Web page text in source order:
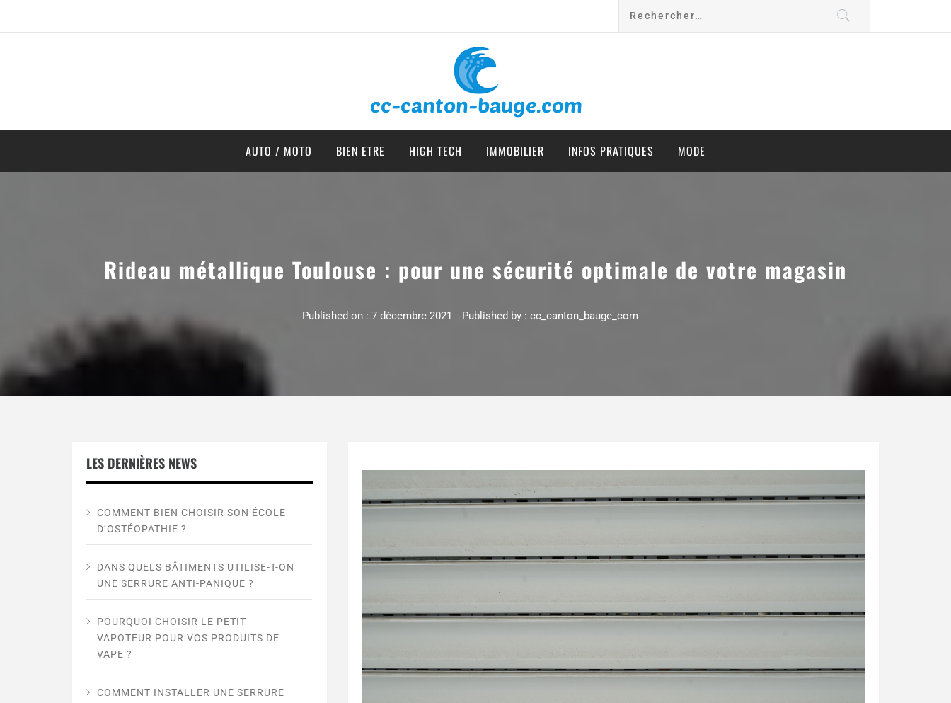
cc canton bauge
AUTO / MOTO BIEN ETRE HIGH TECH IMMOBILIER INFOS PRATIQUES MODE
Rideau métallique Toulouse : pour une sécurité optimale de votre magasin
Published on : 7 décembre 2021 Published by : cc_canton_bauge_com
LES DERNIÈRES NEWS
COMMENT BIEN CHOISIR SON ÉCOLE
D’OSTÉOPATHIE ?
DANS QUELS BÂTIMENTS UTILISE-T-ON
UNE SERRURE ANTI-PANIQUE ?
POURQUOI CHOISIR LE PETIT
VAPOTEUR POUR VOS PRODUITS DE
VAPE ?
COMMENT INSTALLER UNE SERRURE